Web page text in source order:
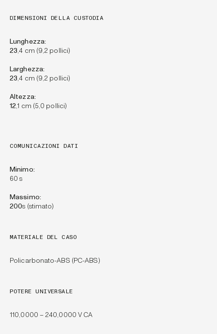
DIMENSIONI DELLA CUSTODIA
Lunghezza:
23,4 cm (9,2 pollici)
Larghezza:
23,4 cm (9,2 pollici)
Altezza:
12,1 cm (5,0 pollici)
COMUNICAZIONI DATI
Minimo:
60 s
Massimo:
200s (stimato)
MATERIALE DEL CASO
Policarbonato-ABS (PC-ABS)
POTERE UNIVERSALE
110,0000 – 240,0000 V CA